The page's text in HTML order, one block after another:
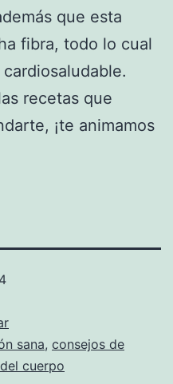
que esta
fibra, todo lo cual
recetas que
¡te animamos
sana, consejos de
cuerpo